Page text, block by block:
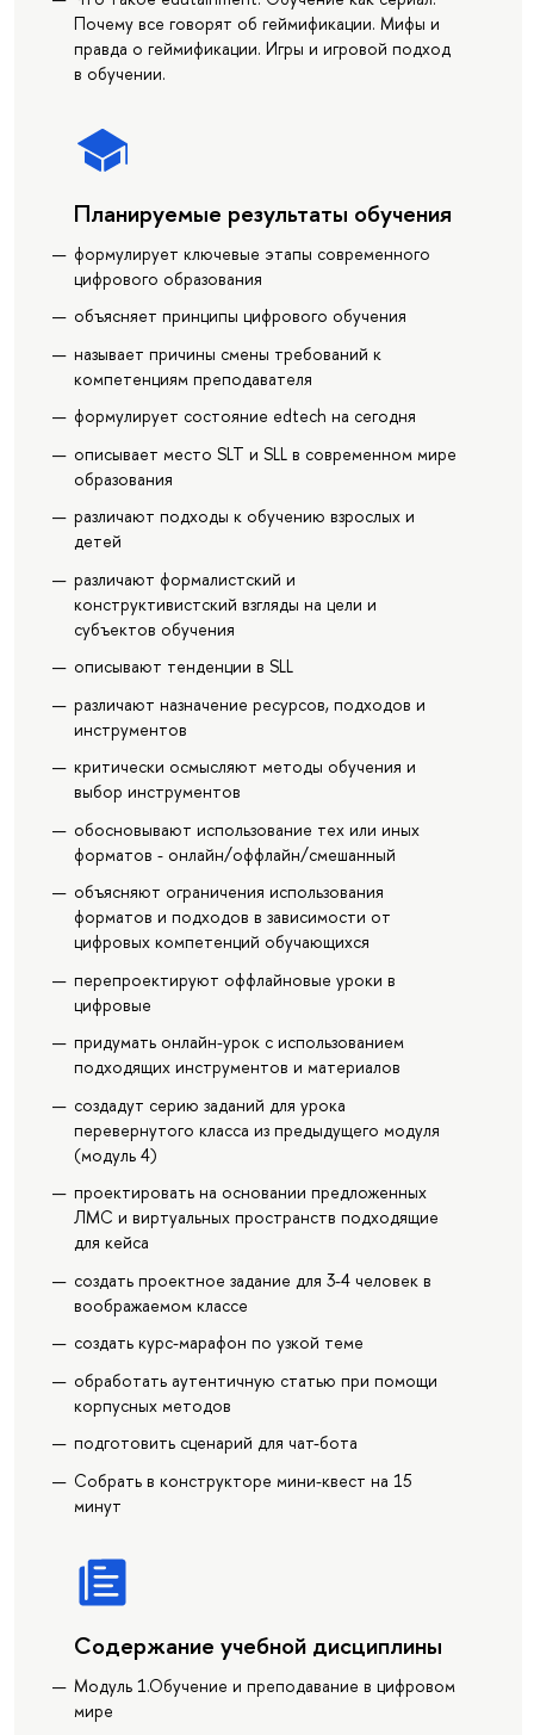
Почему все говорят об геймификации. Мифы и
правда о геймификации. Игры и игровой подход
в обучении.
Планируемые результаты обучения
формулирует ключевые этапы современного
цифрового образования
объясняет принципы цифрового обучения
называет причины смены требований к
компетенциям преподавателя
формулирует состояние edtech на сегодня
описывает место SLT и SLL в современном мире
образования
различают подходы к обучению взрослых и
детей
различают формалистский и
конструктивистский взгляды на цели и
субъектов обучения
описывают тенденции в SLL
различают назначение ресурсов, подходов и
инструментов
критически осмысляют методы обучения и
выбор инструментов
обосновывают использование тех или иных
форматов - онлайн/оффлайн/смешанный
объясняют ограничения использования
форматов и подходов в зависимости от
цифровых компетенций обучающихся
перепроектируют оффлайновые уроки в
цифровые
придумать онлайн-урок с использованием
подходящих инструментов и материалов
создадут серию заданий для урока
перевернутого класса из предыдущего модуля
(модуль 4)
проектировать на основании предложенных
ЛМС и виртуальных пространств подходящие
для кейса
создать проектное задание для 3-4 человек в
воображаемом классе
создать курс-марафон по узкой теме
обработать аутентичную статью при помощи
корпусных методов
подготовить сценарий для чат-бота
Собрать в конструкторе мини-квест на 15
минут
Содержание учебной дисциплины
Модуль 1.Обучение и преподавание в цифровом
мире